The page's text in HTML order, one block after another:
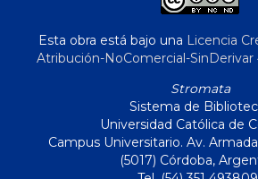
Esta obra está bajo una Licencia
Atribución-NoComercial-
Stromata
Sistema de
Universidad Católica de
Campus Universitario. Av.
(5017) Córdoba,